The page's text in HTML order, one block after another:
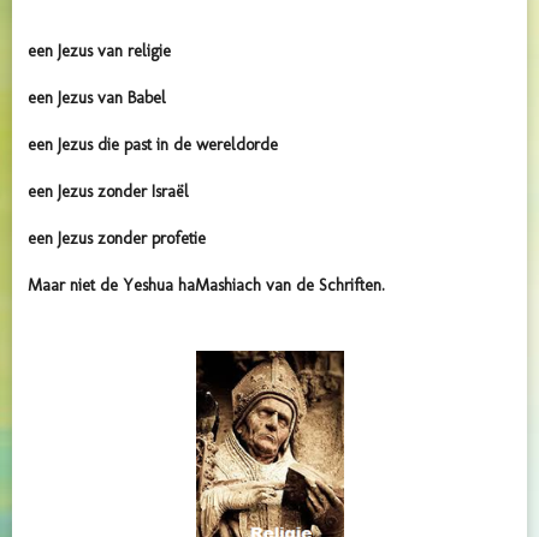
een Jezus van religie
een Jezus van Babel
een Jezus die past in de wereldorde
een Jezus zonder Israël
een Jezus zonder profetie
Maar niet de Yeshua haMashiach van de Schriften.